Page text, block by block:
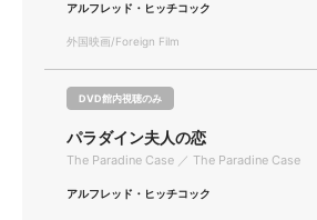
アルフレッド・ヒッチコック
外国映画/Foreign Film
DVD館内視聴のみ
パラダイン夫人の恋
The Paradine Case ／ The Paradine Case
アルフレッド・ヒッチコック